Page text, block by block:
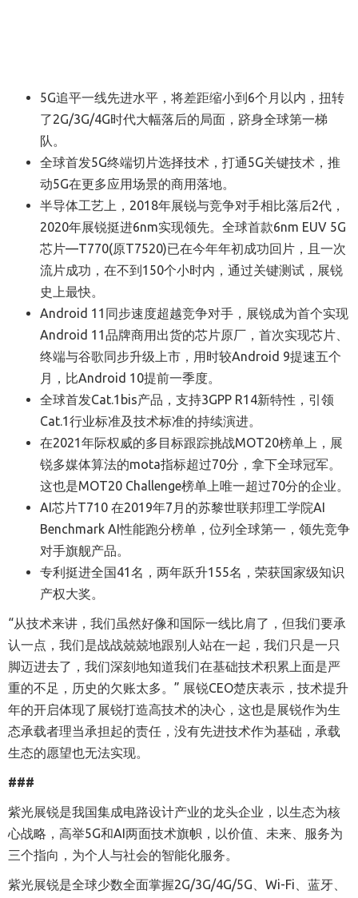
5G追平一线先进水平，将差距缩小到6个月以内，扭转
了2G/3G/4G时代大幅落后的局面，跻身全球第一梯
队 。
全球首发5G终端切片选择技术，打通5G关键技术，推
动5G在更多应用场景的商用落地。
半导体工艺上，2018年展锐与竞争对手相比落后2代，
2020年展锐挺进6nm实现领先。全球首款6nm EUV 5G
芯片—T770(原T7520)已在今年年初成功回片，且一次
流片成功，在不到150个小时内，通过关键测试 ， 展锐
史上最快。
Android 11同步速度超越竞争对手， 展锐成为首个实现
Android 11品牌商用出货的芯片原厂，首次实现芯片、
终端与谷歌同步升级上市 ， 用时较Android 9提速五个
月，比Android 10提前一季度。
全球首发Cat.1bis产品， 支持3GPP R14新特性，引领
Cat.1行业标准及技术标准的持续演进。
在2021年际权威的多目标跟踪挑战MOT20榜单上，展
锐多媒体算法的mota指标超过70分，拿下全球冠军。
这也是MOT20 Challenge榜单上唯一超过70分的企业。
AI芯片T710 在2019年7月的苏黎世联邦理工学院AI
Benchmark AI性能跑分榜单， 位列全球第一，领先竞争
对手旗舰产品。
专利挺进全国41名，两年跃升1 55名，荣获国家级知识
产权大奖。
“从技术来讲，我们虽然好像和国际一线比肩了，但我们要承
认一点，我们是战战兢兢地跟别人站在一起，我们只是一只
脚迈进去了，我们深刻地知道我们在基础技术积累上面是严
重的不足，历史的欠账太多。” 展锐CEO楚庆表示，技术提升
年的开启体现了展锐打造高技术的决心，这也是展锐作为生
态承载者理当承担起的责任，没有先进技术作为基础，承载
生态的愿望也无法实现。
###
紫光展锐是我国集成电路设计产业的龙头企业，以生态为核
心战略，高举5G和AI两面技术旗帜，以价值、未来、服务为
三个指向，为个人与社会的智能化服务。
紫光展锐是全球少数全面掌握2G/3G/4G/5G、Wi-Fi、蓝牙、